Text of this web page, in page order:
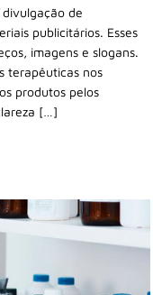
de
publicitários. Esses
imagens e slogans.
terapêuticas nos
produtos pelos
[…]